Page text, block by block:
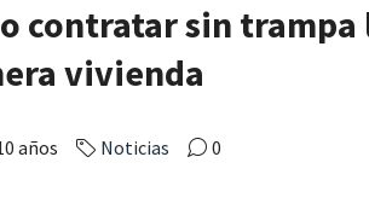
contratar sin
vivienda
años Noticias 0